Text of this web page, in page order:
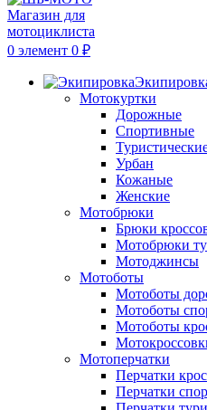
0 элемент 0 ₽
Мотокуртки
Дорожные
Спортивные
Урбан
Кожаные
Женские
Мотобрюки
Брюки
Мотобрюки
Мотоджинсы
Мотоботы
Мотоботы
Мотоботы
Мотоботы
Мотоперчатки
Перчатки
Перчатки